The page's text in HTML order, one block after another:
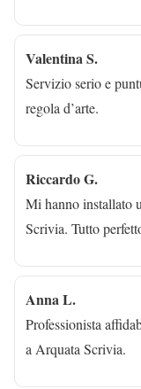
Valentina S.
Servizio serio e
regola d’arte.
Riccardo G.
Mi hanno installato
Scrivia. Tutto
Anna L.
Professionista
a Arquata Scrivia.